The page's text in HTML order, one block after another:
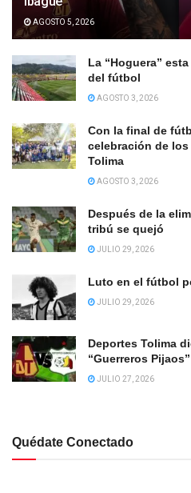
AGOSTO 5, 2026
La “Hoguera”
del fútbol
AGOSTO 3, 2026
Con la final de
celebración de los
Tolima
AGOSTO 3, 2026
Después de la
tribú se quejó
JULIO 29, 2026
Luto en el fútbol
JULIO 29, 2026
Deportes Tolima
“Guerreros Pijaos”
JULIO 27, 2026
Quédate Conectado